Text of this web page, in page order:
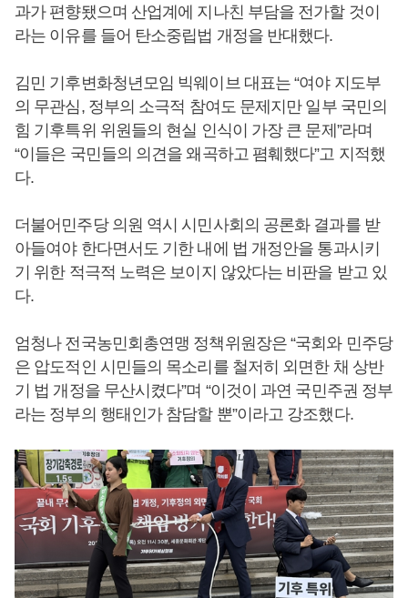
과가 편향됐으며 산업계에 지나친 부담을 전가할 것이
라는 이유를 들어 탄소중립법 개정을 반대했다.
김민 기후변화청년모임 빅웨이브 대표는 “여야 지도부
의 무관심, 정부의 소극적 참여도 문제지만 일부 국민의
힘 기후특위 위원들의 현실 인식이 가장 큰 문제”라며
“이들은 국민들의 의견을 왜곡하고 폄훼했다”고 지적했
다.
더불어민주당 의원 역시 시민사회의 공론화 결과를 받
아들여야 한다면서도 기한 내에 법 개정안을 통과시키
기 위한 적극적 노력은 보이지 않았다는 비판을 받고 있
다.
엄청나 전국농민회총연맹 정책위원장은 “국회와 민주당
은 압도적인 시민들의 목소리를 철저히 외면한 채 상반
기 법 개정을 무산시켰다”며 “이것이 과연 국민주권 정부
라는 정부의 행태인가 참담할 뿐”이라고 강조했다.